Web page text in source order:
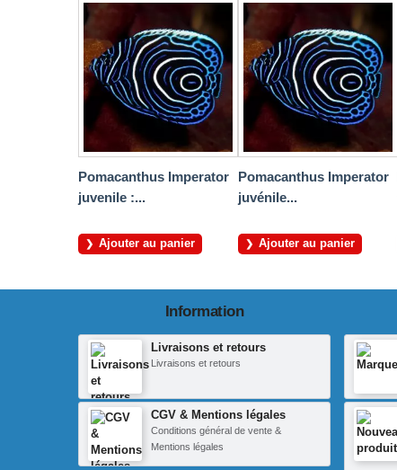
Pomacanthus Imperator
juvenile :...
Ajouter au panier
Pomacanthus Imperator
juvénile...
Ajouter au panier
Information
Livraisons et retours
Livraisons et retours
CGV & Mentions légales
Conditions général de vente &
Mentions légales